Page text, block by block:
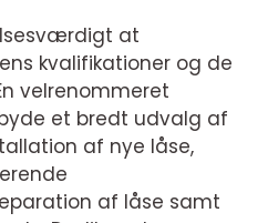
at
kvalifikationer og de
velrenommeret
et bredt udvalg af
af nye låse,
af låse samt